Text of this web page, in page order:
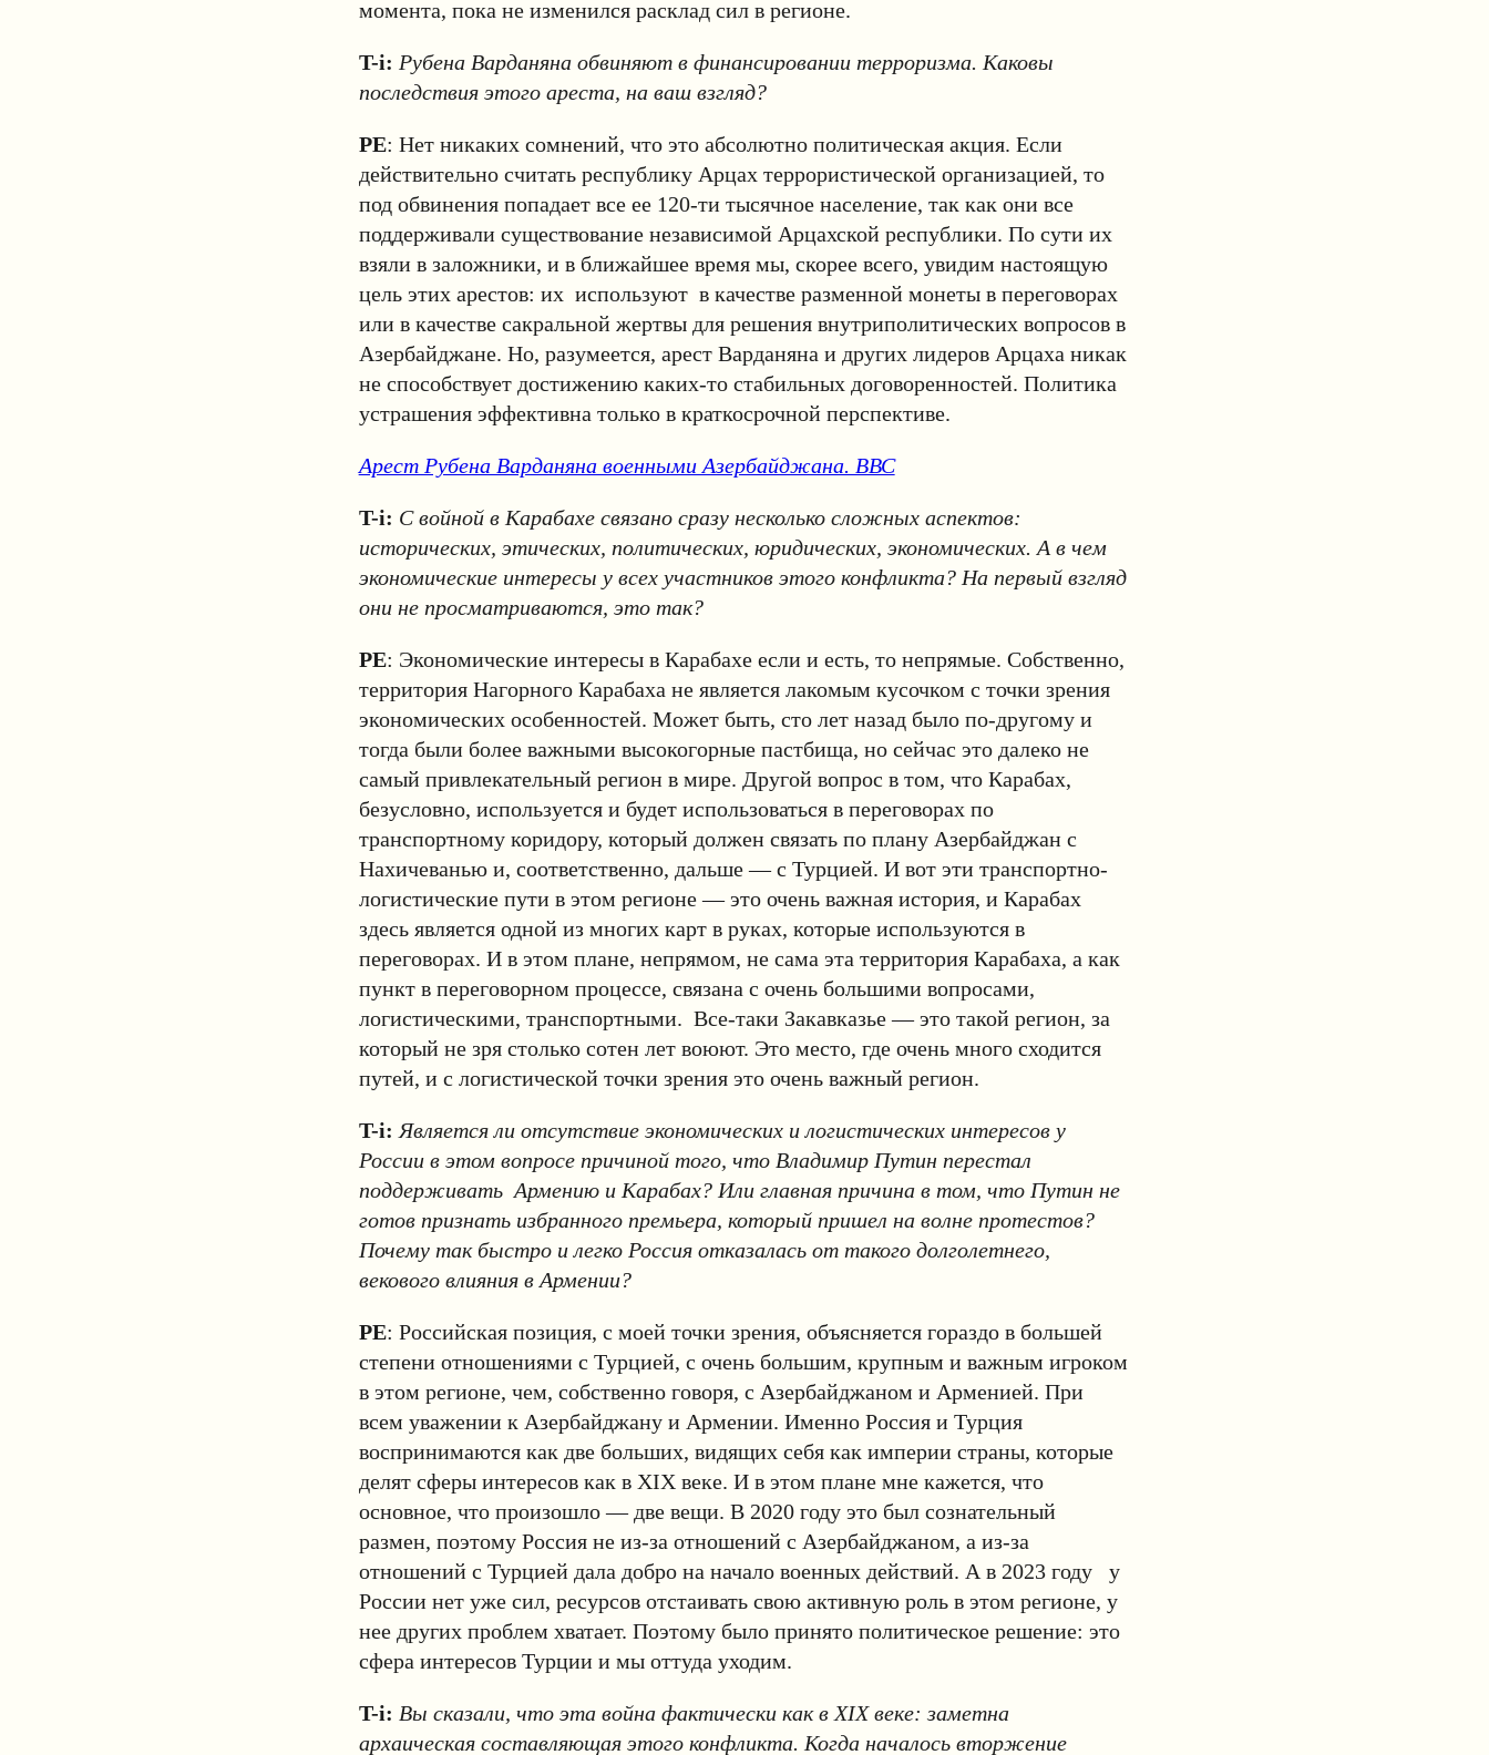
момента, пока не изменился расклад сил в регионе.
T-i: Рубена Варданяна обвиняют в финансировании терроризма. Каковы
последствия этого ареста, на ваш взгляд?
РЕ: Нет никаких сомнений, что это абсолютно политическая акция. Если
действительно считать республику Арцах террористической организацией, то
под обвинения попадает все ее 120-ти тысячное население, так как они все
поддерживали существование независимой Арцахской республики. По сути их
взяли в заложники, и в ближайшее время мы, скорее всего, увидим настоящую
цель этих арестов: их используют в качестве разменной монеты в переговорах
или в качестве сакральной жертвы для решения внутриполитических вопросов в
Азербайджане. Но, разумеется, арест Варданяна и других лидеров Арцаха никак
не способствует достижению каких-то стабильных договоренностей. Политика
устрашения эффективна только в краткосрочной перспективе.
Арест Рубена Варданяна военными Азербайджана. ВВС
T-i: С войной в Карабахе связано сразу несколько сложных аспектов:
исторических, этических, политических, юридических, экономических. А в чем
экономические интересы у всех участников этого конфликта? На первый взгляд
они не просматриваются, это так?
РЕ: Экономические интересы в Карабахе если и есть, то непрямые. Собственно,
территория Нагорного Карабаха не является лакомым кусочком с точки зрения
экономических особенностей. Может быть, сто лет назад было по-другому и
тогда были более важными высокогорные пастбища, но сейчас это далеко не
самый привлекательный регион в мире. Другой вопрос в том, что Карабах,
безусловно, используется и будет использоваться в переговорах по
транспортному коридору, который должен связать по плану Азербайджан с
Нахичеванью и, соответственно, дальше — с Турцией. И вот эти транспортно-
логистические пути в этом регионе — это очень важная история, и Карабах
здесь является одной из многих карт в руках, которые используются в
переговорах. И в этом плане, непрямом, не сама эта территория Карабаха, а как
пункт в переговорном процессе, связана с очень большими вопросами,
логистическими, транспортными. Все-таки Закавказье — это такой регион, за
который не зря столько сотен лет воюют. Это место, где очень много сходится
путей, и с логистической точки зрения это очень важный регион.
T-i: Является ли отсутствие экономических и логистических интересов у
России в этом вопросе причиной того, что Владимир Путин перестал
поддерживать Армению и Карабах? Или главная причина в том, что Путин не
готов признать избранного премьера, который пришел на волне протестов?
Почему так быстро и легко Россия отказалась от такого долголетнего,
векового влияния в Армении?
РЕ: Российская позиция, с моей точки зрения, объясняется гораздо в большей
степени отношениями с Турцией, с очень большим, крупным и важным игроком
в этом регионе, чем, собственно говоря, с Азербайджаном и Арменией. При
всем уважении к Азербайджану и Армении. Именно Россия и Турция
воспринимаются как две больших, видящих себя как империи страны, которые
делят сферы интересов как в XIX веке. И в этом плане мне кажется, что
основное, что произошло — две вещи. В 2020 году это был сознательный
размен, поэтому Россия не из-за отношений с Азербайджаном, а из-за
отношений с Турцией дала добро на начало военных действий. А в 2023 году у
России нет уже сил, ресурсов отстаивать свою активную роль в этом регионе, у
нее других проблем хватает. Поэтому было принято политическое решение: это
сфера интересов Турции и мы оттуда уходим.
T-i: Вы сказали, что эта война фактически как в XIX веке: заметна
архаическая составляющая этого конфликта. Когда началось вторжение